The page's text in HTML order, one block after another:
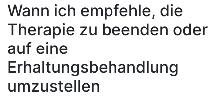
Wann ich empfehle, die
‌Therapie zu beenden oder
auf eine
Erhaltungsbehandlung
umzustellen